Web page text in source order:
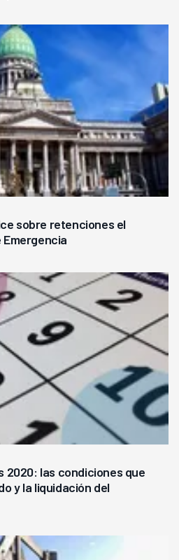
sobre retenciones el
2020: las condiciones que
y la liquidación del